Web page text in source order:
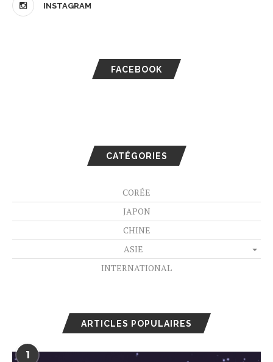
INSTAGRAM
FACEBOOK
CATÉGORIES
CORÉE
JAPON
CHINE
ASIE
INTERNATIONAL
ARTICLES POPULAIRES
1